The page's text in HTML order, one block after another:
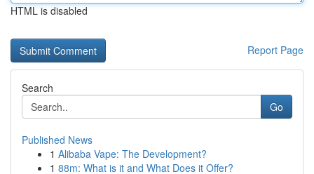
HTML is disabled
Report Page
Search
Go
Published News
1 Alibaba Vape: The Development?
1 88m: What is it and What Does it Offer?